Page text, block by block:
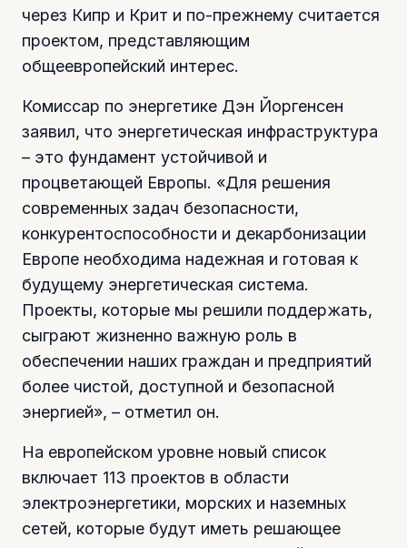
через Кипр и Крит и по-прежнему считается
проектом, представляющим
общеевропейский интерес.
Комиссар по энергетике Дэн Йоргенсен
заявил, что энергетическая инфраструктура
– это фундамент устойчивой и
процветающей Европы. «Для решения
современных задач безопасности,
конкурентоспособности и декарбонизации
Европе необходима надежная и готовая к
будущему энергетическая система.
Проекты, которые мы решили поддержать,
сыграют жизненно важную роль в
обеспечении наших граждан и предприятий
более чистой, доступной и безопасной
энергией», – отметил он.
На европейском уровне новый список
включает 113 проектов в области
электроэнергетики, морских и наземных
сетей, которые будут иметь решающее